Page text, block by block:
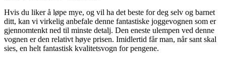
Hvis du liker å løpe mye, og vil ha det beste for deg selv og barnet
ditt, kan vi virkelig anbefale denne fantastiske joggevognen som er
gjennomtenkt ned til minste detalj. Den eneste ulempen ved denne
vognen er den relativt høye prisen. Imidlertid får man, når sant skal
sies, en helt fantastisk kvalitetsvogn for pengene.